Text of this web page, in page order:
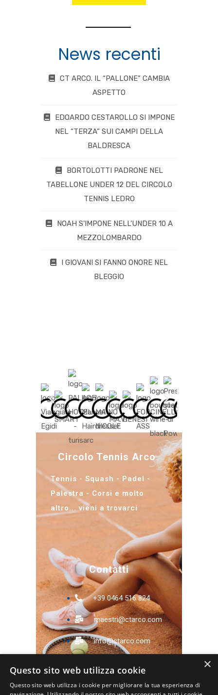
News recenti
CT ARCO. IL “PALLONE” CAMBIA
ASPETTO
EDOARDO CESTAROLLO SI IMPONE
NEL “TERZA” SUI CAMPI DELLA
BALDRESCA
BORTOLOTTI PADRONE NEL
TABELLONE UNDER 12 DEL CIRCOLO
TENNIS LEDRO
NOAH S’IMPONE NELL’UNDER 10 A
MEZZOLOMBARDO
I GIOVANI SI FANNO ONORE NEL
BLEGGIO
Circolo Tennis Arco
Tennis - Squash - Padel -
Palestra - Corsi e molto
altro... vieni a trovarci
Contatti
+39 0464 516 824
maestri@ctarco.com
info@ctarco.com
38062 Arco (TN)
×
Questo sito web utilizza cookie
Questo sito web utilizza i cookie per migliorare la tua esperienza di